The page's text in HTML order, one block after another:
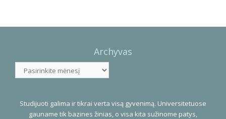
Navigation
Archyvas
Studijuoti galima ir tikrai verta visą gyvenimą. Universitetuose
gauname tik bazines žinias, o visa kita sužinome patys,